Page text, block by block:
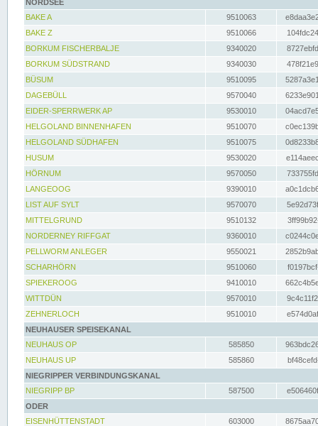
NORDSEE
BAKE A
9510063
BAKE Z
9510066
BORKUM FISCHERBALJE
9340020
BORKUM SÜDSTRAND
9340030
BÜSUM
9510095
DAGEBÜLL
9570040
EIDER-SPERRWERK AP
9530010
HELGOLAND BINNENHAFEN
9510070
HELGOLAND SÜDHAFEN
9510075
HUSUM
9530020
HÖRNUM
9570050
LANGEOOG
9390010
LIST AUF SYLT
9570070
MITTELGRUND
9510132
NORDERNEY RIFFGAT
9360010
PELLWORM ANLEGER
9550021
SCHARHÖRN
9510060
SPIEKEROOG
9410010
WITTDÜN
9570010
ZEHNERLOCH
9510010
NEUHAUSER SPEISEKANAL
NEUHAUS OP
585850
NEUHAUS UP
585860
NIEGRIPPER VERBINDUNGSKANAL
NIEGRIPP BP
587500
ODER
EISENHÜTTENSTADT
603000